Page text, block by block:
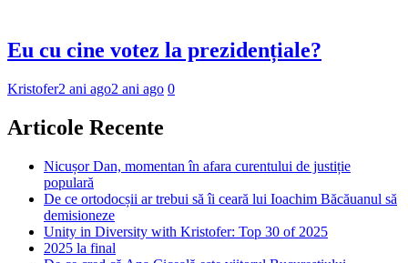
Eu cu cine votez la prezidențiale?
Kristofer2 ani ago2 ani ago 0
Articole Recente
Nicușor Dan, momentan în afara curentului de justiție
populară
De ce ortodocșii ar trebui să îi ceară lui Ioachim Băcăuanul să
demisioneze
Unity in Diversity with Kristofer: Top 30 of 2025
2025 la final